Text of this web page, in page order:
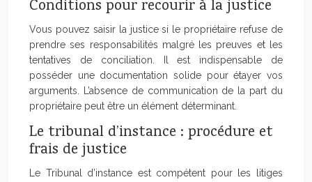
Conditions pour recourir à la justice
Vous pouvez saisir la justice si le propriétaire refuse de
prendre ses responsabilités malgré les preuves et les
tentatives de conciliation. Il est indispensable de
posséder une documentation solide pour étayer vos
arguments. L’absence de communication de la part du
propriétaire peut être un élément déterminant.
Le tribunal d’instance : procédure et
frais de justice
Le Tribunal d’instance est compétent pour les litiges